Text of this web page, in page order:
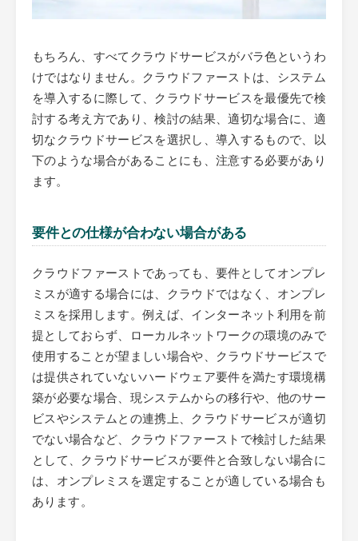
もちろん、すべてクラウドサービスがバラ色というわ
けではなりません。クラウドファーストは、システム
を導入するに際して、クラウドサービスを最優先で検
討する考え方であり、検討の結果、適切な場合に、適
切なクラウドサービスを選択し、導入するもので、以
下のような場合があることにも、注意する必要があり
ます。
要件との仕様が合わない場合がある
クラウドファーストであっても、要件としてオンプレ
ミスが適する場合には、クラウドではなく、オンプレ
ミスを採用します。例えば、インターネット利用を前
提としておらず、ローカルネットワークの環境のみで
使用することが望ましい場合や、クラウドサービスで
は提供されていないハードウェア要件を満たす環境構
築が必要な場合、現システムからの移行や、他のサー
ビスやシステムとの連携上、クラウドサービスが適切
でない場合など、クラウドファーストで検討した結果
として、クラウドサービスが要件と合致しない場合に
は、オンプレミスを選定することが適している場合も
あります。